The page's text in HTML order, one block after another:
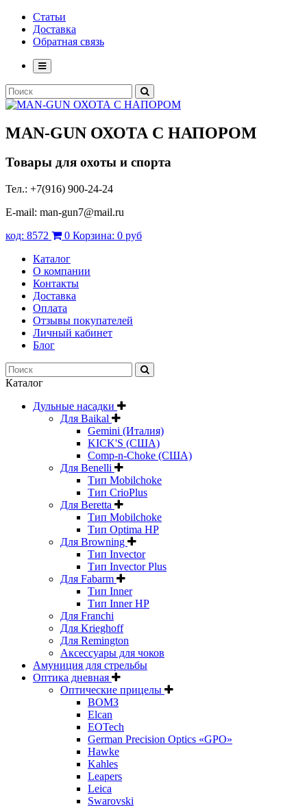
Статьи
Доставка
Обратная связь
MAN-GUN ОХОТА С НАПОРОМ
Товары для охоты и спорта
Тел.: +7(916) 900-24-24
E-mail: man-gun7@mail.ru
код: 8572 0 Корзина: 0 руб
Каталог
О компании
Контакты
Доставка
Оплата
Отзывы покупателей
Личный кабинет
Блог
Каталог
Дульные насадки
Для Baikal
Gemini (Италия)
KICK'S (США)
Comp-n-Choke (США)
Для Benelli
Тип Mobilchoke
Тип CrioPlus
Для Beretta
Тип Mobilchoke
Тип Optima HP
Для Browning
Тип Invector
Тип Invector Plus
Для Fabarm
Тип Inner
Тип Inner HP
Для Franchi
Для Krieghoff
Для Remington
Аксессуары для чоков
Амуниция для стрельбы
Оптика дневная
Оптические прицелы
ВОМЗ
Elcan
EOTech
German Precision Optics «GPO»
Hawke
Kahles
Leapers
Leica
Swarovski